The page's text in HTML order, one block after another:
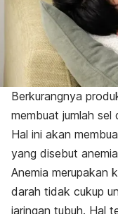
Berkurangnya
membuat jumlah sel
Hal ini akan
yang disebut
Anemia merupakan
darah tidak cukup
jaringan tubuh. Hal